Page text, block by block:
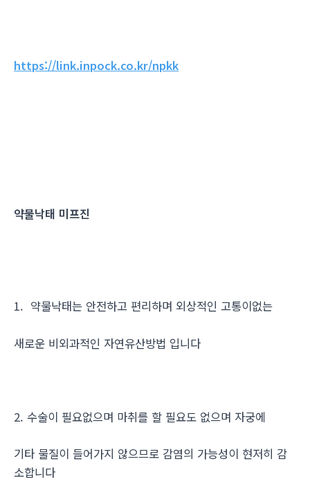
https://link.inpock.co.kr/npkk
약물낙태 미프진
1. 약물낙태는 안전하고 편리하며 외상적인 고통이없는
새로운 비외과적인 자연유산방법 입니다
2. 수술이 필요없으며 마취를 할 필요도 없으며 자궁에
기타 물질이 들어가지 않으므로 감염의 가능성이 현저히 감
소합니다